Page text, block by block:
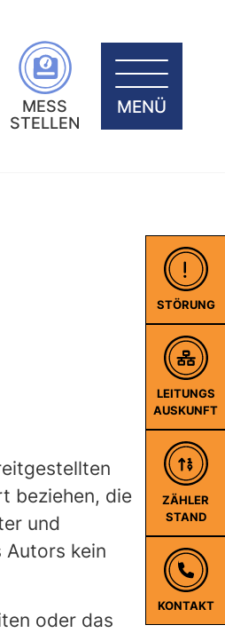
MESS
STELLEN
MENÜ
beziehen, die
und
kein
oder das
STÖRUNG
LEITUNGS
AUSKUNFT
ZÄHLER
STAND
KONTAKT